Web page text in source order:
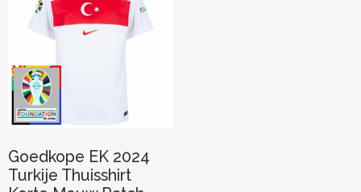
Goedkope EK 2024
Turkije Thuisshirt